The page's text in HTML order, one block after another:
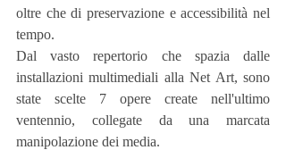
oltre che di preservazione e accessibilità nel
tempo.
Dal vasto repertorio che spazia dalle
installazioni multimediali alla Net Art, sono
state scelte 7 opere create nell'ultimo
ventennio, collegate da una marcata
manipolazione dei media.